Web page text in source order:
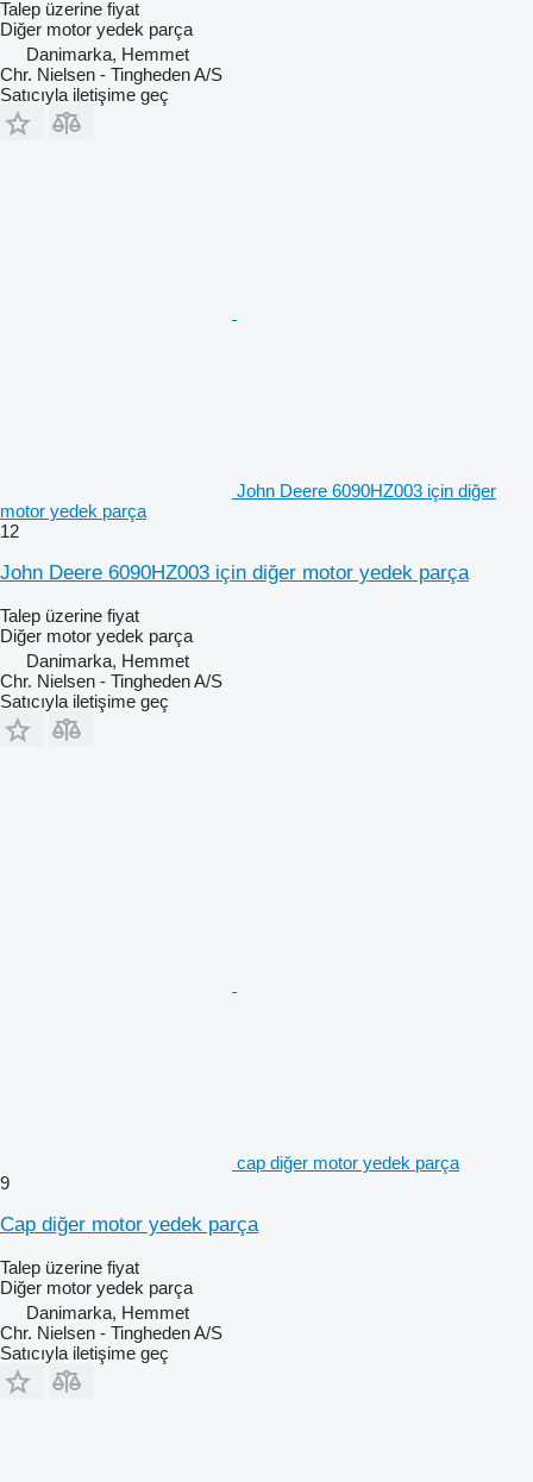
Talep üzerine fiyat
Diğer motor yedek parça
Danimarka, Hemmet
Chr. Nielsen - Tingheden A/S
Satıcıyla iletişime geç
John Deere 6090HZ003 için diğer
motor yedek parça
12
John Deere 6090HZ003 için diğer motor yedek parça
Talep üzerine fiyat
Diğer motor yedek parça
Danimarka, Hemmet
Chr. Nielsen - Tingheden A/S
Satıcıyla iletişime geç
cap diğer motor yedek parça
9
Cap diğer motor yedek parça
Talep üzerine fiyat
Diğer motor yedek parça
Danimarka, Hemmet
Chr. Nielsen - Tingheden A/S
Satıcıyla iletişime geç